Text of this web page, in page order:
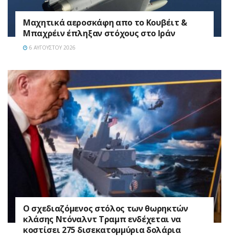
Mαχητικά αεροσκάφη απο το Κουβέιτ &
Μπαχρέιν έπληξαν στόχους στο Ιράν
6 ΑΥΓΟΎΣΤΟΥ 2026
Ο σχεδιαζόμενος στόλος των θωρηκτών
κλάσης Ντόναλντ Τραμπ ενδέχεται να
κοστίσει 275 δισεκατομμύρια δολάρια